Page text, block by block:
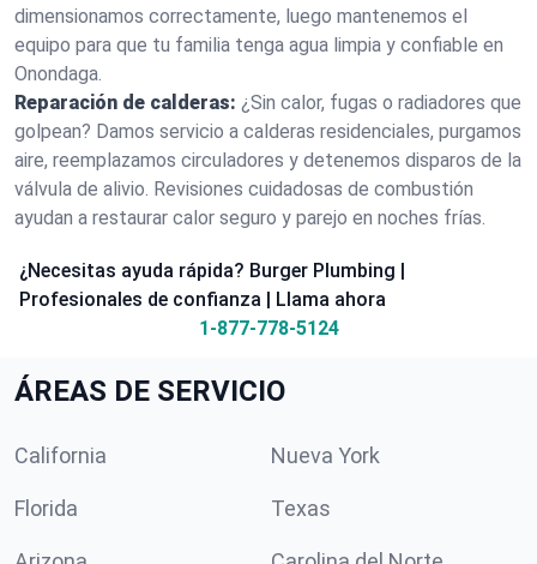
dimensionamos correctamente, luego mantenemos el
equipo para que tu familia tenga agua limpia y confiable en
Onondaga.
Reparación de calderas: ¿Sin calor, fugas o radiadores que
golpean? Damos servicio a calderas residenciales, purgamos
aire, reemplazamos circuladores y detenemos disparos de la
válvula de alivio. Revisiones cuidadosas de combustión
ayudan a restaurar calor seguro y parejo en noches frías.
¿Necesitas ayuda rápida? Burger Plumbing |
Profesionales de confianza | Llama ahora
1-877-778-5124
ÁREAS DE SERVICIO
California Nueva York
Florida Texas